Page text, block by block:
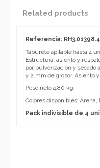
Related products
Referencia:
Taburete apilable hasta 4
Estructura, asiento y
por pulverización y secado
y 2 mm de grosor. Asiento
Peso neto 4,80 kg.
Colores disponibles: Arena,
Pack indivisible de 4